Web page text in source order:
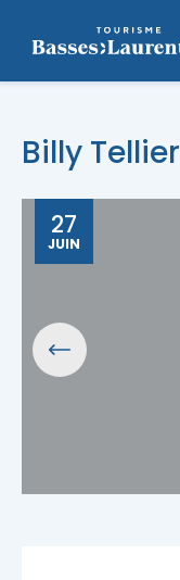
Billy Tellier
27
JUIN